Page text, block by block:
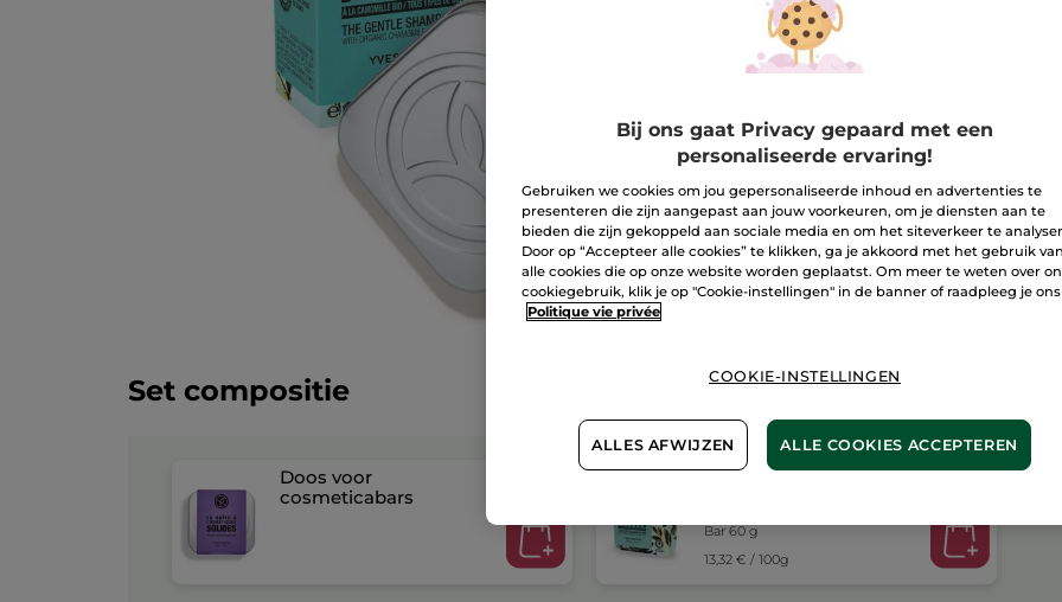
Veilige betaling
Niet
Algemene
LEES HIER DE
Klantenrecensies
LEES
Set compositie
Doos voor
cosmeticabars
Shampoobar -
Bar 60 g
13,32 € / 100g
Bij ons gaat Privacy gepaard met een
personaliseerde ervaring!
Gebruiken we cookies om jou gepersonaliseerde inhoud en advertenties te
presenteren die zijn aangepast aan jouw voorkeuren, om je diensten aan te
bieden die zijn gekoppeld aan sociale media en om het siteverkeer te
Door op “Accepteer alle cookies” te klikken, ga je akkoord met het gebruik van
alle cookies die op onze website worden geplaatst. Om meer te weten over
cookiegebruik, klik je op "Cookie-instellingen" in de banner of raadpleeg je ons
Politique vie privée
COOKIE-INSTELLINGEN
ALLES AFWIJZEN ALLE COOKIES ACCEPTEREN